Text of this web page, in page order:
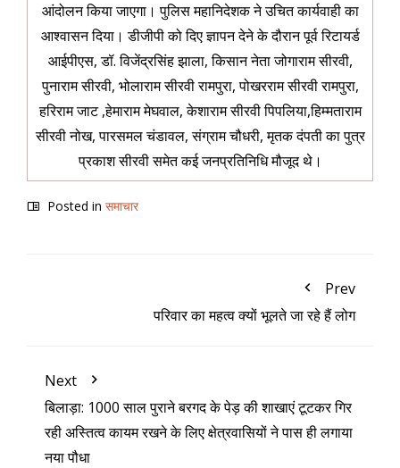
आंदोलन किया जाएगा। पुलिस महानिदेशक ने उचित कार्यवाही का
आश्वासन दिया। डीजीपी को दिए ज्ञापन देने के दौरान पूर्व रिटायर्ड
आईपीएस, डॉ. विजेंद्रसिंह झाला, किसान नेता जोगाराम सीरवी,
पुनाराम सीरवी, भोलाराम सीरवी रामपुरा, पोखरराम सीरवी रामपुरा,
हरिराम जाट ,हेमाराम मेघवाल, केशाराम सीरवी पिपलिया,हिम्मताराम
सीरवी नोख, पारसमल चंडावल, संग्राम चौधरी, मृतक दंपती का पुत्र
प्रकाश सीरवी समेत कई जनप्रतिनिधि मौजूद थे।
Posted in समाचार
Prev
परिवार का महत्व क्यों भूलते जा रहे हैं लोग
Next
बिलाड़ा: 1000 साल पुराने बरगद के पेड़ की शाखाएं टूटकर गिर
रही अस्तित्व कायम रखने के लिए क्षेत्रवासियों ने पास ही लगाया
नया पौधा